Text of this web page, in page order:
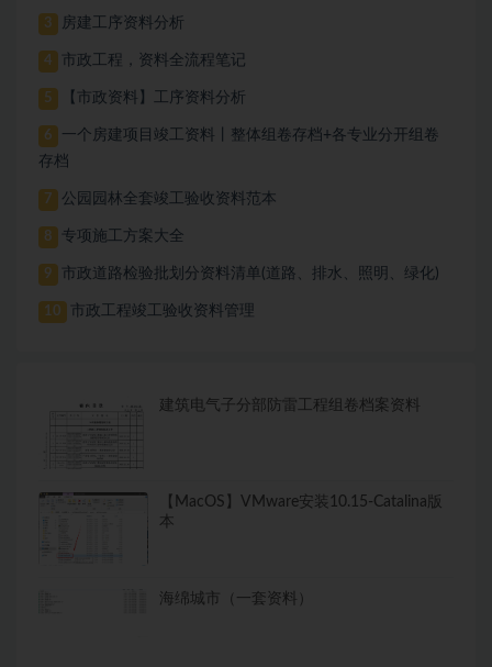
3 房建工序资料分析
4 市政工程，资料全流程笔记
5 【市政资料】工序资料分析
6
一个房建项目竣工资料丨整体组卷存档+各专业分开组卷
存档
7 公园园林全套竣工验收资料范本
8 专项施工方案大全
9 市政道路检验批划分资料清单(道路、排水、照明、绿化)
10 市政工程竣工验收资料管理
建筑电气子分部防雷工程组卷档案资料
【MacOS】VMware安装10.15-Catalina版
本
海绵城市（一套资料）